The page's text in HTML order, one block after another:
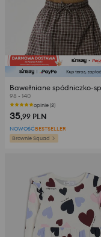
98 - 140
opinie (2)
35,99 PLN
NOWOŚĆBESTSELLER
Brownie Squad